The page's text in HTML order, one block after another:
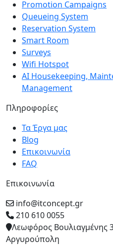
Promotion Campaigns
Queueing System
Reservation System
Smart Room
Surveys
Wifi Hotspot
AI Housekeeping,
Management
Πληροφορίες
Τα Έργα μας
Blog
Επικοινωνία
FAQ
Επικοινωνία
info@itconcept.gr
210 610 0055
Λεωφόρος Βουλιαγμένης
Αργυρούπολη